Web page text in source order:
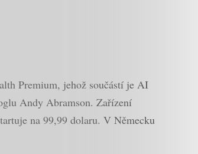
Premium, jehož součástí je AI
Andy Abramson. Zařízení
na 99,99 dolaru. V Německu